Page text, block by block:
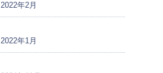
2022年2月
2022年1月